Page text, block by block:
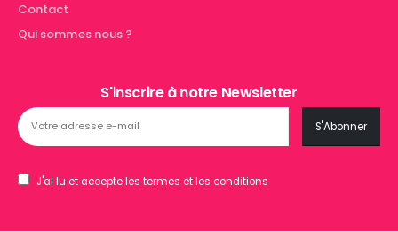
Contact
Qui sommes nous ?
S'inscrire à notre Newsletter
J'ai lu et accepte les termes et les conditions